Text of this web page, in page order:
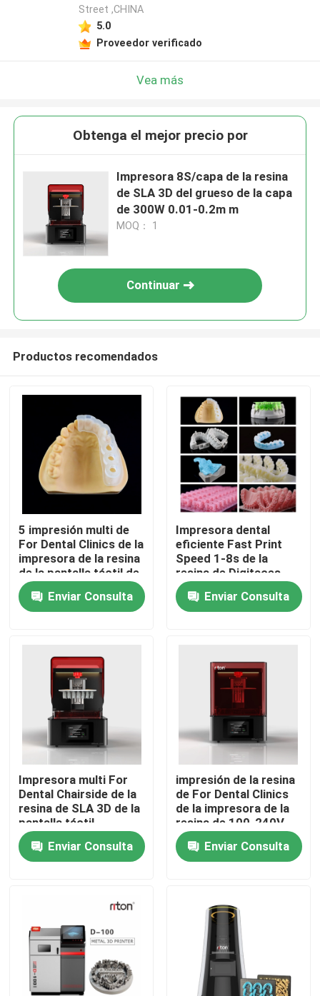
Inicio
Sobre nosotros
Visita a la fábrica
Control de Calidad
Contacto
noticias
Impresora del metal 3D del laser
Impresora dental del metal 3D
Street ,CHINA
5.0
Proveedor verificado
Vea más
Obtenga el mejor precio por
Impresora 8S/capa de la resina
de SLA 3D del grueso de la capa
de 300W 0.01-0.2m m
MOQ： 1
Continuar
Productos recomendados
5 impresión multi de
For Dental Clinics de la
impresora de la resina
de la pantalla táctil de
la opinión de la
pulgada HD 3D
Enviar Consulta
Impresora dental
eficiente Fast Print
Speed 1-8s de la
resina de Digitaces
LCD SLA 3D por capa
Enviar Consulta
Impresora multi For
Dental Chairside de la
resina de SLA 3D de la
pantalla táctil
Enviar Consulta
impresión de la resina
de For Dental Clinics
de la impresora de la
resina de 100-240V
LCD SLA 3D
Enviar Consulta